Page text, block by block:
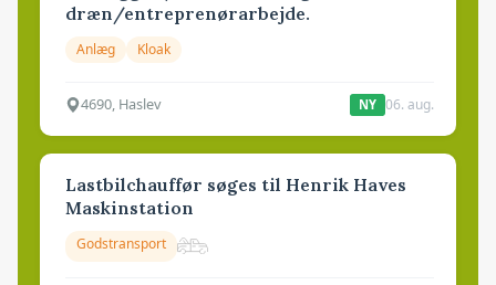
dræn/entreprenørarbejde.
Anlæg Kloak
4690, Haslev NY 06. aug.
Lastbilchauffør søges til Henrik Haves
Maskinstation
Godstransport